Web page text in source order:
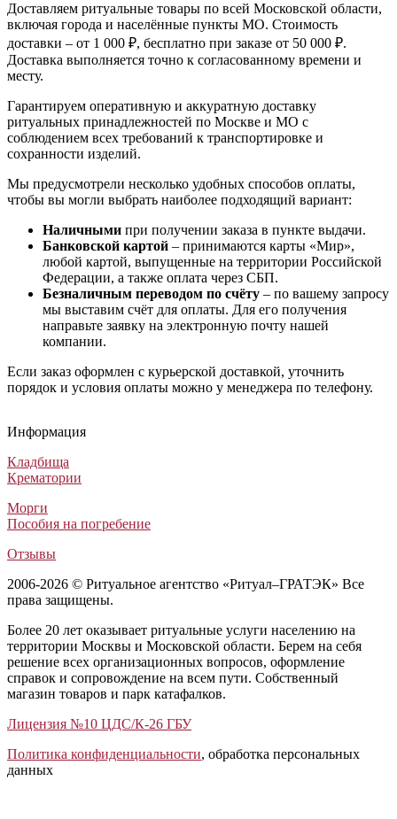
Доставляем ритуальные товары по всей Московской области,
включая города и населённые пункты МО. Стоимость
доставки – от 1 000 ₽, бесплатно при заказе от 50 000 ₽.
Доставка выполняется точно к согласованному времени и
месту.
Гарантируем оперативную и аккуратную доставку
ритуальных принадлежностей по Москве и МО с
соблюдением всех требований к транспортировке и
сохранности изделий.
Мы предусмотрели несколько удобных способов оплаты,
чтобы вы могли выбрать наиболее подходящий вариант:
Наличными при получении заказа в пункте выдачи.
Банковской картой – принимаются карты «Мир»,
любой картой, выпущенные на территории Российской
Федерации, а также оплата через СБП.
Безналичным переводом по счёту – по вашему запросу
мы выставим счёт для оплаты. Для его получения
направьте заявку на электронную почту нашей
компании.
Если заказ оформлен с курьерской доставкой, уточнить
порядок и условия оплаты можно у менеджера по телефону.
Венки из искусственных цветов
Венки из искусственных цветов
Венки из живых цветов
Венки из живых цветов
Информация
Кладбища
Крематории
Морги
Пособия на погребение
Отзывы
2006-2026 © Ритуальное агентство «Ритуал–ГРАТЭК» Все
права защищены.
Более 20 лет оказывает ритуальные услуги населению на
территории Москвы и Московской области. Берем на себя
решение всех организационных вопросов, оформление
справок и сопровождение на всем пути. Собственный
магазин товаров и парк катафалков.
Лицензия №10 ЦДС/К-26 ГБУ
Политика конфиденциальности, обработка персональных
данных